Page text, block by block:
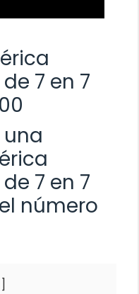
7 en 7
7 en 7
número